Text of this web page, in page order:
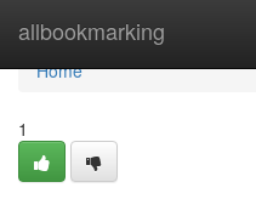
allbookmarking
Home
Home
1